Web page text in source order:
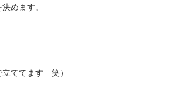
めます。
立ててます 笑）